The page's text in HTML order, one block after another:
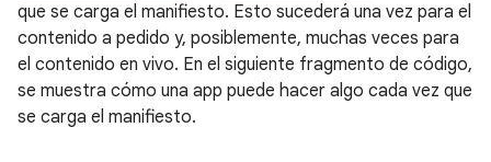
que se carga el manifiesto. Esto sucederá una vez para el
contenido a pedido y, posiblemente, muchas veces para
el contenido en vivo. En el siguiente fragmento de código,
se muestra cómo una app puede hacer algo cada vez que
se carga el manifiesto.